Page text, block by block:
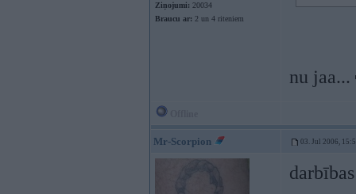
Ziņojumi: 20034
Braucu ar: 2 un 4 riteniem
nu jaa...
Mr-Scorpion 03. Jul 2006,